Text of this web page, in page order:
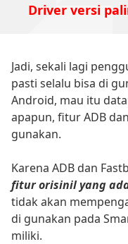
Driver versi
Jadi, sekali lagi
pasti selalu bisa di
Android, mau itu
apapun, fitur ADB
gunakan.
Karena ADB dan
fitur orisinil yang
tidak akan
di gunakan pada
miliki.